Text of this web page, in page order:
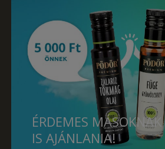
ÉRDEMES MÁSOKNAK
IS AJÁNLANIA!